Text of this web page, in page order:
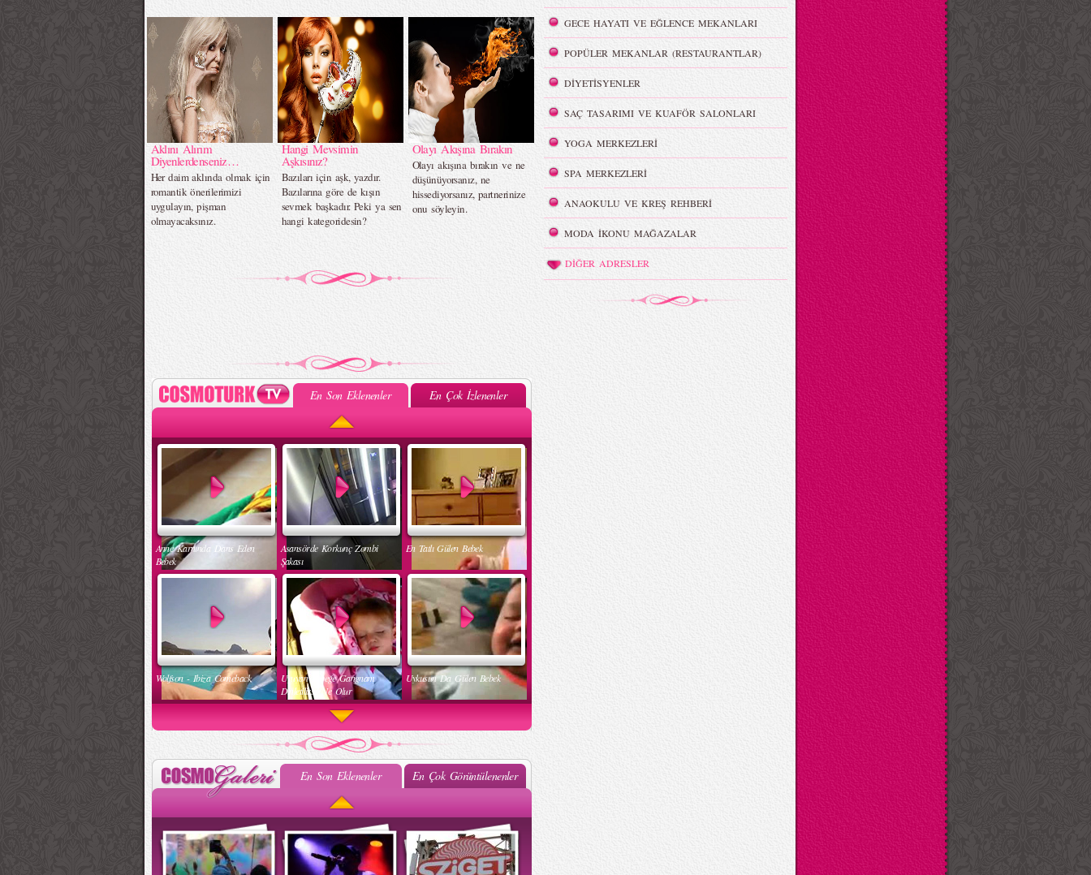
Aklını Alırım
Diyenlerdenseniz…
Her daim aklında olmak için
romantik önerilerimizi
uygulayın, pişman
olmayacaksınız.
Hangi Mevsimin
Aşkısınız?
Bazıları için aşk, yazdır.
Bazılarına göre de kışın
sevmek başkadır. Peki ya sen
hangi kategoridesin?
Olayı Akışına Bırakın
Olayı akışına bırakın ve ne
düşünüyorsanız, ne
hissediyorsanız, partnerinize
onu söyleyin.
En Son Eklenenler En Çok İzlenenler
Anne Karnında Dans Eden
Bebek
Asansörde Korkunç Zombi
Şakası
En Tatlı Gülen Bebek
Wolfson - Ibiza Comeback
Uyuyan Bebeğe Gangnam
Dinletilirse Ne Olur
Uykusun Da Gülen Bebek
Başlar
Güzel Hatun Kullanarak
Evsizlere Yardım Etmek
En Son Eklenenler En Çok Görüntülenenler
GECE HAYATI VE EĞLENCE MEKANLARI
POPÜLER MEKANLAR (RESTAURANTLAR)
DİYETİSYENLER
SAÇ TASARIMI VE KUAFÖR SALONLARI
YOGA MERKEZLERİ
SPA MERKEZLERİ
ANAOKULU VE KREŞ REHBERİ
MODA İKONU MAĞAZALAR
DİĞER ADRESLER